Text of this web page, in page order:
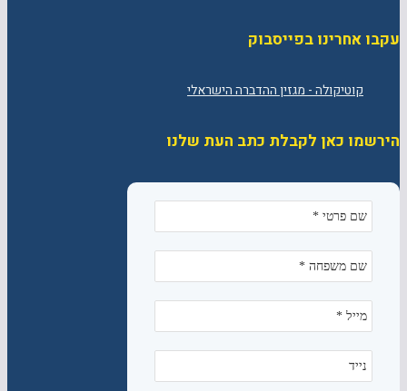
עקבו אחרינו בפייסבוק
הירשמו כאן לקבלת כתב העת שלנו